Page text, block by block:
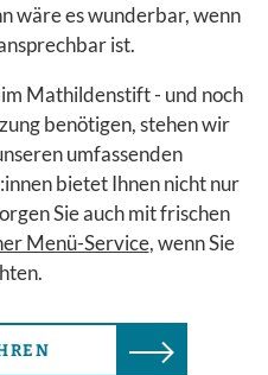
wäre es wunderbar, wenn
ist.
Mathildenstift - und noch
benötigen, stehen wir
umfassenden
bietet Ihnen nicht nur
Sie auch mit frischen
Menü-Service, wenn Sie